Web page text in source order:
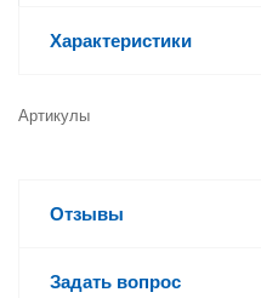
Характеристики
Артикулы
Отзывы
Задать вопрос